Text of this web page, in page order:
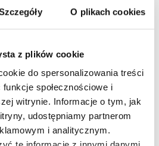
O plikach cookies
z plików cookie
do spersonalizowania treści
społecznościowe i
witrynie. Informacje o tym, jak
udostępniamy partnerom
i analitycznym.
31-263
Kraków
biuro@euro-trade.pl